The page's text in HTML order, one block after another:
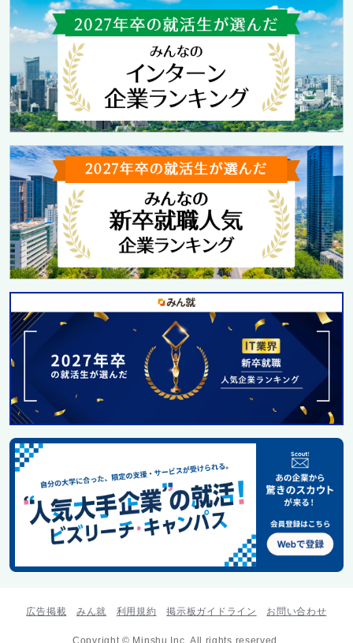
広告掲載 みん就 利用規約 掲示板ガイドライン お問い合わせ
Copyright © Minshu Inc. All rights reserved.